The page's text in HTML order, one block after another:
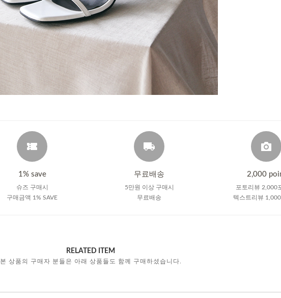
1% save
슈즈 구매시
구매금액 1% SAVE
무료배송
5만원 이상 구매시
무료배송
2,000
포토리뷰 2,000
텍스트리뷰
RELATED ITEM
본 상품의 구매자 분들은 아래 상품들도 함께 구매하셨습니다.